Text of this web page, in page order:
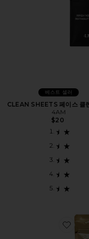
베스트 셀러
CLEAN SHEETS 페이스 클
4AM
$20